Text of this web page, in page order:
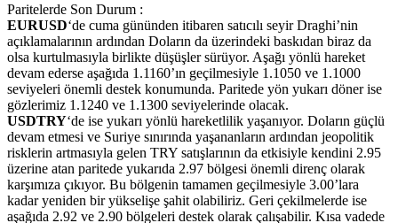
Paritelerde Son Durum :
EURUSD‘de cuma gününden itibaren satıcılı seyir Draghi’nin
açıklamalarının ardından Doların da üzerindeki baskıdan biraz da
olsa kurtulmasıyla birlikte düşüşler sürüyor. Aşağı yönlü hareket
devam ederse aşağıda 1.1160’ın geçilmesiyle 1.1050 ve 1.1000
seviyeleri önemli destek konumunda. Paritede yön yukarı döner ise
gözlerimiz 1.1240 ve 1.1300 seviyelerinde olacak.
USDTRY‘de ise yukarı yönlü hareketlilik yaşanıyor. Doların güçlü
devam etmesi ve Suriye sınırında yaşananların ardından jeopolitik
risklerin artmasıyla gelen TRY satışlarının da etkisiyle kendini 2.95
üzerine atan paritede yukarıda 2.97 bölgesi önemli direnç olarak
karşımıza çıkıyor. Bu bölgenin tamamen geçilmesiyle 3.00’lara
kadar yeniden bir yükselişe şahit olabiliriz. Geri çekilmelerde ise
aşağıda 2.92 ve 2.90 bölgeleri destek olarak çalışabilir. Kısa vadede